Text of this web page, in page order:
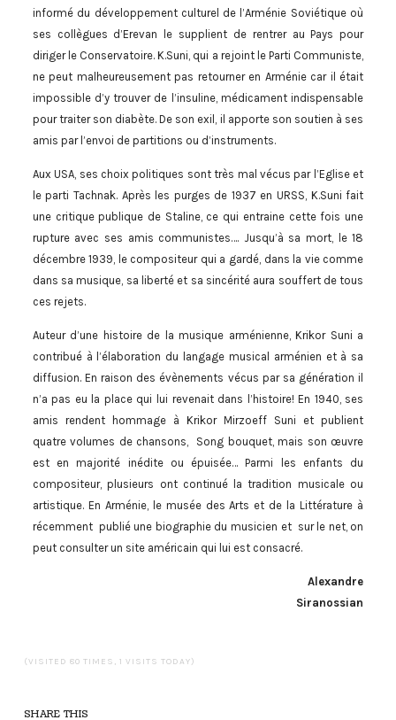
informé du développement culturel de l’Arménie Soviétique où
ses collègues d’Erevan le supplient de rentrer au Pays pour
diriger le Conservatoire. K.Suni, qui a rejoint le Parti Communiste,
ne peut malheureusement pas retourner en Arménie car il était
impossible d’y trouver de l’insuline, médicament indispensable
pour traiter son diabète. De son exil, il apporte son soutien à ses
amis par l’envoi de partitions ou d’instruments.
Aux USA, ses choix politiques sont très mal vécus par l’Eglise et
le parti Tachnak. Après les purges de 1937 en URSS, K.Suni fait
une critique publique de Staline, ce qui entraine cette fois une
rupture avec ses amis communistes…. Jusqu’à sa mort, le 18
décembre 1939, le compositeur qui a gardé, dans la vie comme
dans sa musique, sa liberté et sa sincérité aura souffert de tous
ces rejets.
Auteur d’une histoire de la musique arménienne, Krikor Suni a
contribué à l’élaboration du langage musical arménien et à sa
diffusion. En raison des évènements vécus par sa génération il
n’a pas eu la place qui lui revenait dans l’histoire! En 1940, ses
amis rendent hommage à Krikor Mirzoeff Suni et publient
quatre volumes de chansons, Song bouquet, mais son œuvre
est en majorité inédite ou épuisée… Parmi les enfants du
compositeur, plusieurs ont continué la tradition musicale ou
artistique. En Arménie, le musée des Arts et de la Littérature à
récemment publié une biographie du musicien et sur le net, on
peut consulter un site américain qui lui est consacré.
Alexandre
Siranossian
(VISITED 80 TIMES, 1 VISITS TODAY)
SHARE THIS